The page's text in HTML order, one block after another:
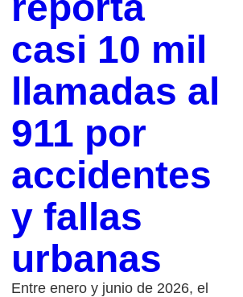
casi 10 mil
llamadas al
911 por
accidentes
y fallas
urbanas
Entre enero y junio de 2026, el